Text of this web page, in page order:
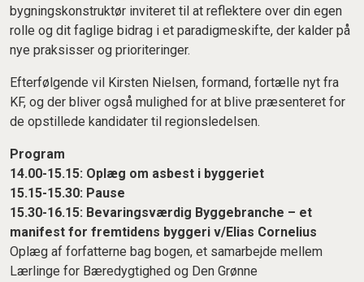
bygningskonstruktør inviteret til at reflektere over din egen
rolle og dit faglige bidrag i et paradigmeskifte, der kalder på
nye praksisser og prioriteringer.
Efterfølgende vil Kirsten Nielsen, formand, fortælle nyt fra
KF, og der bliver også mulighed for at blive præsenteret for
de opstillede kandidater til regionsledelsen.
Program
14.00-15.15: Oplæg om asbest i byggeriet
15.15-15.30: Pause
15.30-16.15: Bevaringsværdig Byggebranche – et
manifest for fremtidens byggeri v/Elias Cornelius
Oplæg af forfatterne bag bogen, et samarbejde mellem
Lærlinge for Bæredygtighed og Den Grønne